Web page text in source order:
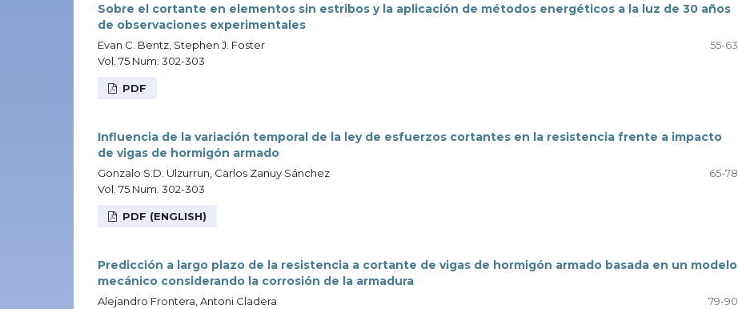
Sobre el cortante en elementos sin estribos y la aplicación de métodos energéticos a la luz de 30 años
de observaciones experimentales
Evan C. Bentz, Stephen J. Foster
Vol. 75 Num. 302-303
55-63
PDF
Influencia de la variación temporal de la ley de esfuerzos cortantes en la resistencia frente a impacto
de vigas de hormigón armado
Gonzalo S.D. Ulzurrun, Carlos Zanuy Sánchez
Vol. 75 Num. 302-303
65-78
PDF (ENGLISH)
Predicción a largo plazo de la resistencia a cortante de vigas de hormigón armado basada en un modelo
mecánico considerando la corrosión de la armadura
Alejandro Frontera, Antoni Cladera
79-90